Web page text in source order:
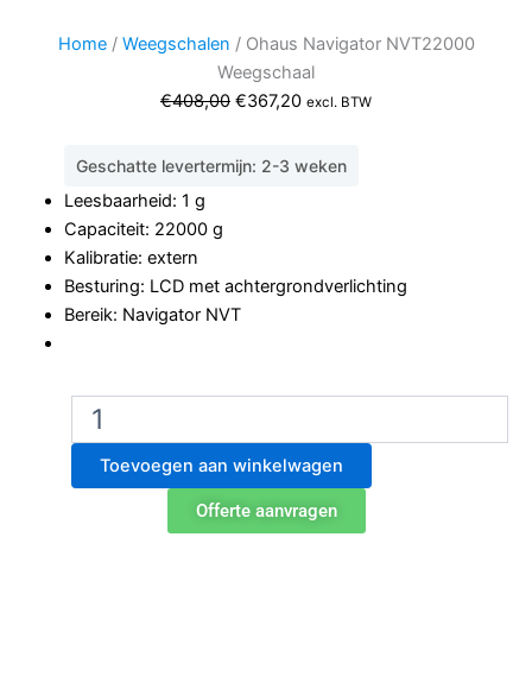
Home/ Weegschalen / Ohaus Navigator NVT22000
Weegschaal
€408,00 Oorspronkelijke
was:
€367,20Huidige
excl. BTW
Geschatte levertermijn: 2-3 weken
Leesbaarheid: 1 g
Capaciteit: 22000 g
Kalibratie: extern
Besturing: LCD met achtergrondverlichting
Bereik: Navigator NVT
Ohaus
Navigator
NVT22000
Weegschaal
Toevoegen aan winkelwagen
Offerte aanvragen